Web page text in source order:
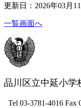
更新日：2026年03月
一覧画面へ
品川区立中延小学
Tel 03-3781-4016 Fax